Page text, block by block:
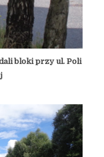
bloki przy ul. Poli